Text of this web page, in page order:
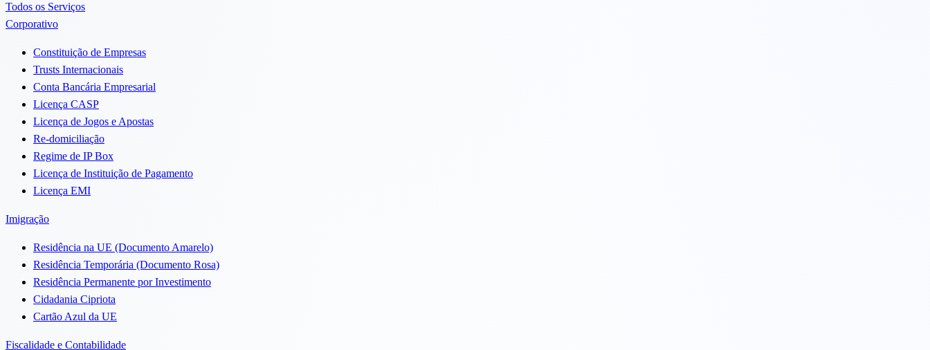
Todos os Serviços
Corporativo
Constituição de Empresas
Trusts Internacionais
Conta Bancária Empresarial
Licença CASP
Licença de Jogos e Apostas
Re-domiciliação
Regime de IP Box
Licença de Instituição de Pagamento
Licença EMI
Imigração
Residência na UE (Documento Amarelo)
Residência Temporária (Documento Rosa)
Residência Permanente por Investimento
Cidadania Cipriota
Cartão Azul da UE
Fiscalidade e Contabilidade